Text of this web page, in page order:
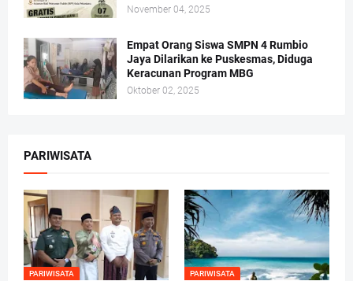
November 04, 2025
Empat Orang Siswa SMPN 4 Rumbio
Jaya Dilarikan ke Puskesmas, Diduga
Keracunan Program MBG
Oktober 02, 2025
PARIWISATA
PARIWISATA PARIWISATA